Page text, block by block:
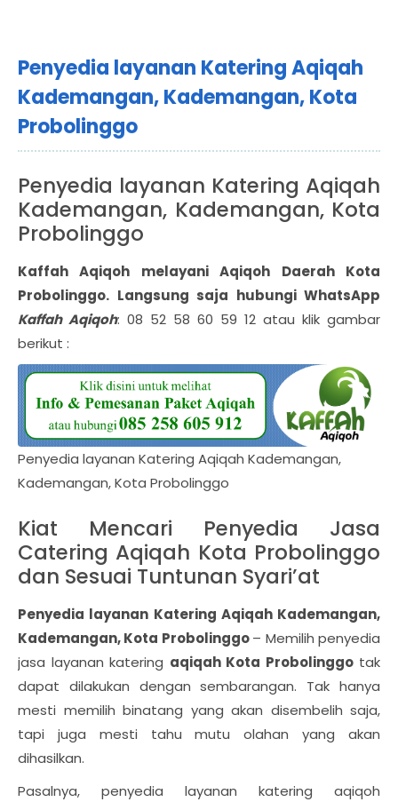
Penyedia layanan Katering Aqiqah
Kademangan, Kademangan, Kota
Probolinggo
Penyedia layanan Katering Aqiqah
Kademangan, Kademangan, Kota
Probolinggo
Kaffah Aqiqoh melayani Aqiqoh Daerah Kota
Probolinggo. Langsung saja hubungi WhatsApp
Kaffah Aqiqoh: 08 52 58 60 59 12 atau klik gambar
berikut :
Penyedia layanan Katering Aqiqah Kademangan,
Kademangan, Kota Probolinggo
Kiat Mencari Penyedia Jasa
Catering Aqiqah Kota Probolinggo
dan Sesuai Tuntunan Syari’at
Penyedia layanan Katering Aqiqah Kademangan,
Kademangan, Kota Probolinggo– Memilih penyedia
jasa layanan katering aqiqah Kota Probolinggotak
dapat dilakukan dengan sembarangan. Tak hanya
mesti memilih binatang yang akan disembelih saja,
tapi juga mesti tahu mutu olahan yang akan
dihasilkan.
Pasalnya, penyedia layanan katering aqiqoh